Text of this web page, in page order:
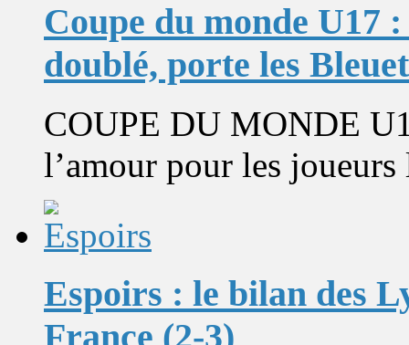
Coupe du monde U17
doublé, porte les
COUPE DU MONDE
l’amour pour les
Espoirs : le bilan des
France (2-3)